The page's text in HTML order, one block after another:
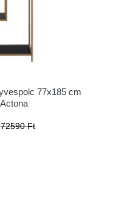
77x185 cm
72590 Ft